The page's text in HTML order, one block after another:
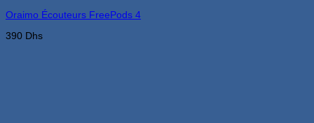
Oraimo Écouteurs FreePods 4
390 Dhs